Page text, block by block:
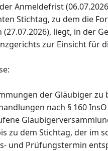
Anmeldefrist
Stichtag, zu dem die
(27.07.2026), liegt, in der
zur Einsicht für
der Gläubiger zu
nach § 160
zu dem Stichtag, der im
und Prüfungstermin